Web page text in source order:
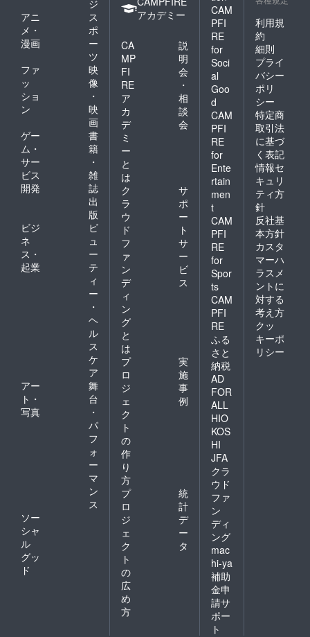
ジ
アニ
メ・
漫画
ス
ポ
ー
ツ
ファ
ッ
ショ
ン
映
像
・
映
画
ゲー
ム・
サー
ビス
開発
書
籍
・
雑
誌
出
版
ビジ
ネ
ス・
起業
ビ
ュ
ー
テ
ィ
ー
・
ヘ
ル
ス
ケ
ア
アー
ト・
写真
舞
台
・
パ
フ
ォ
ー
マ
ン
ス
ソー
シャ
ル
グッ
ド
アカデミー
CA
MP
FI
RE
ア
カ
デ
ミ
ー
と
は
説
明
会
・
相
談
会
ク
ラ
ウ
ド
フ
ァ
ン
デ
ィ
ン
グ
と
は
サ
ポ
ー
ト
サ
ー
ビ
ス
プ
ロ
ジ
ェ
ク
ト
の
作
り
方
実
施
事
例
プ
ロ
ジ
ェ
ク
ト
の
広
め
方
統
計
デ
ー
タ
CAM
PFI
RE
for
Soci
al
Goo
d
CAM
PFI
RE
for
Ente
rtain
men
t
CAM
PFI
RE
for
Spor
ts
CAM
PFI
RE
ふる
さと
納税
AD
FOR
ALL
HIO
KOS
HI
JFA
クラ
ウド
ファ
ン
ディ
ング
mac
hi-ya
補助
金申
請サ
ポー
ト
利用規
約
細則
プライ
バシー
ポリ
シー
特定商
取引法
に基づ
く表記
情報セ
キュリ
ティ方
針
反社基
本方針
カスタ
マーハ
ラスメ
ントに
対する
考え方
クッ
キーポ
リシー